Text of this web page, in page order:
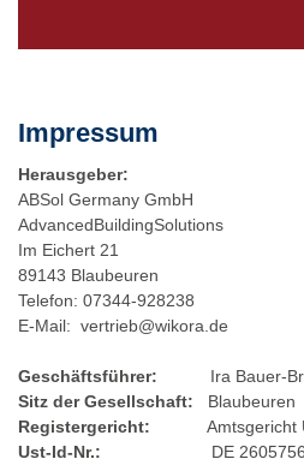
Impressum
Herausgeber:
ABSol Germany GmbH
AdvancedBuildingSolutions
Im Eichert 21
89143 Blaubeuren
Telefon: 07344-928238
E-Mail: vertrieb@wikora.de
Geschäftsführer:
Ira Bauer-
Sitz der Gesellschaft:
Blaubeuren
Registergericht: Amtsgericht
Ust-Id-Nr.: DE